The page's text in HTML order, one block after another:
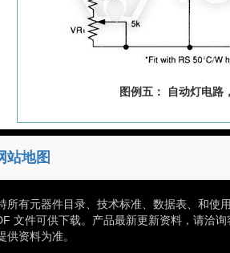
图例五： 自动灯电路
站地图
所有元器件目录、技术标准、数据表、和使
文件可供下载。产品最新更新资料，请洽
供资料为准。